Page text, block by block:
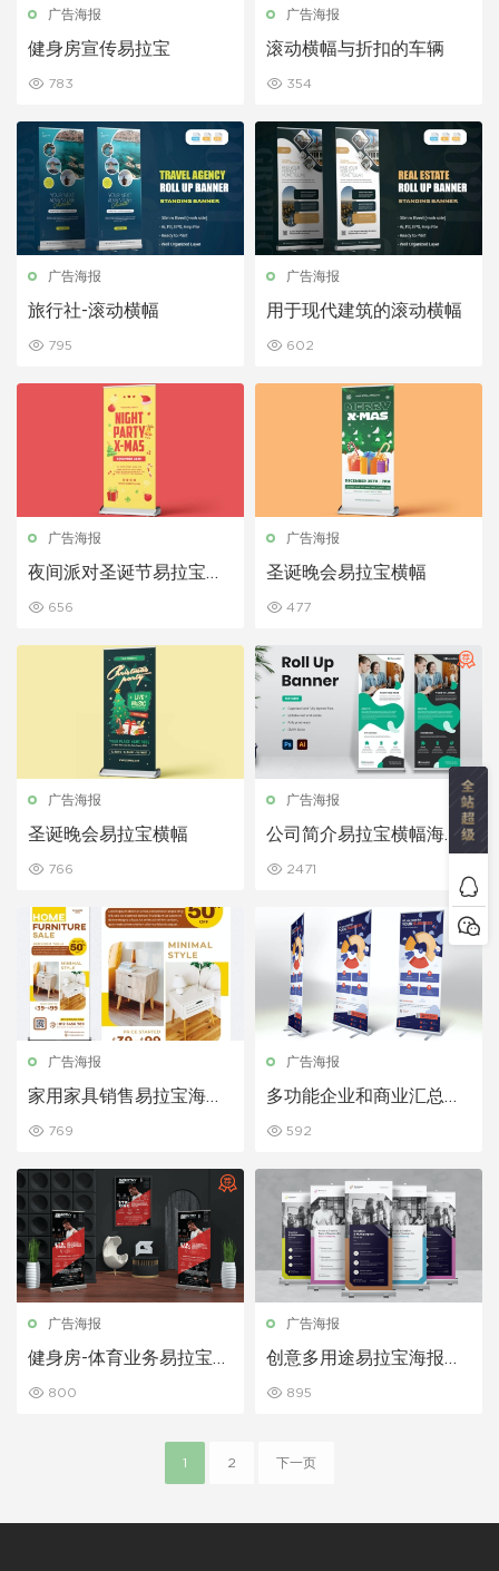
广告海报
健身房宣传易拉宝
783
广告海报
滚动横幅与折扣的车辆
354
广告海报
旅行社-滚动横幅
795
广告海报
用于现代建筑的滚动横幅
602
广告海报
夜间派对圣诞节易拉宝横
656
广告海报
圣诞晚会易拉宝横幅
477
广告海报
圣诞晚会易拉宝横幅
766
广告海报
公司简介易拉宝横幅海报
2471
广告海报
家用家具销售易拉宝海报
769
广告海报
多功能企业和商业汇总
592
广告海报
健身房-体育业务易拉宝和
800
广告海报
创意多用途易拉宝海报模
895
1 2 下一页